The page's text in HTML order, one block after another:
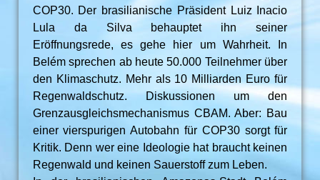
COP30. Der brasilianische Präsident Luiz Inacio
Lula da Silva behauptet ihn seiner
Eröffnungsrede, es gehe hier um Wahrheit. In
Belém sprechen ab heute 50.000 Teilnehmer über
den Klimaschutz. Mehr als 10 Milliarden Euro für
Regenwaldschutz. Diskussionen um den
Grenzausgleichsmechanismus CBAM. Aber: Bau
einer vierspurigen Autobahn für COP30 sorgt für
Kritik. Denn wer eine Ideologie hat braucht keinen
Regenwald und keinen Sauerstoff zum Leben.